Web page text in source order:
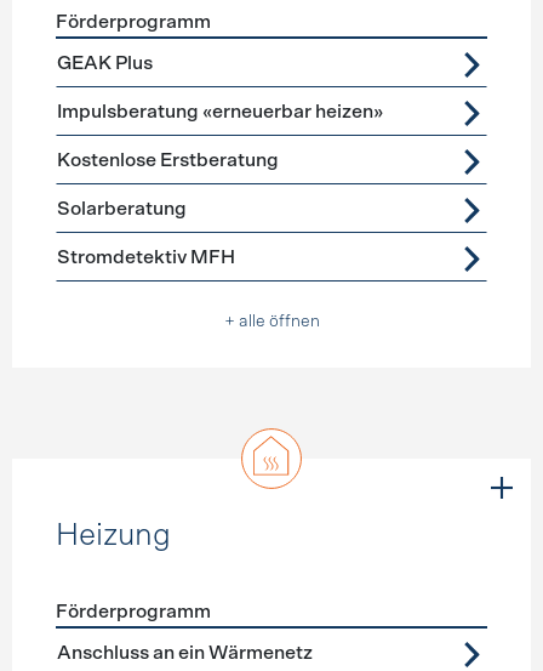
Förderprogramme
Förderprogramm
GEAK Plus
Impulsberatung «erneuerbar heizen»
Kostenlose Erstberatung
Solarberatung
Stromdetektiv MFH
+ alle öffnen
Heizung
Förderprogramme Heizung
Förderprogramm
Anschluss an ein Wärmenetz